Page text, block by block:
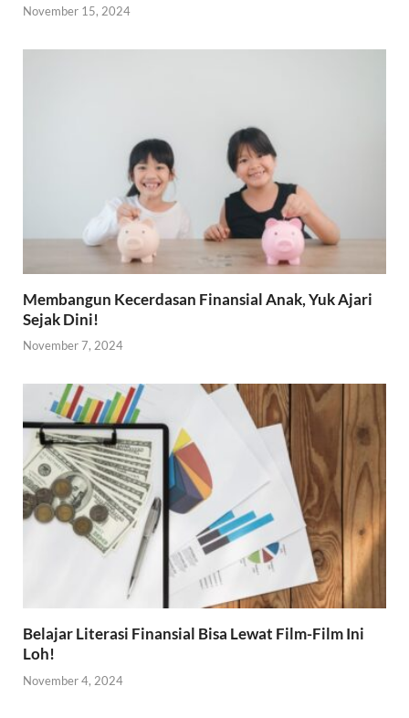
November 15, 2024
Membangun Kecerdasan Finansial Anak, Yuk Ajari
Sejak Dini!
November 7, 2024
Belajar Literasi Finansial Bisa Lewat Film-Film Ini
Loh!
November 4, 2024